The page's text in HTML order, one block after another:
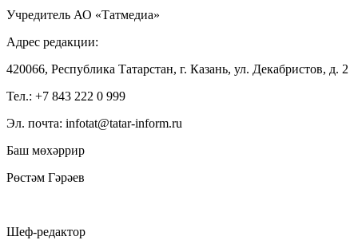
Учредитель АО «Татмедиа»
Адрес редакции:
420066, Республика Татарстан, г. Казань, ул. Декабристов, д. 2
Тел.: +7 843 222 0 999
Эл. почта: infotat@tatar-inform.ru
Баш мөхәррир
Рөстәм Гәрәев
Шеф-редактор